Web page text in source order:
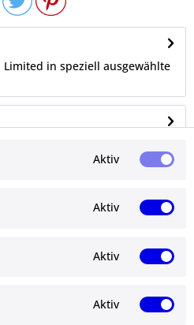
in speziell ausgewählte
angesehen
Aktiv
Aktiv
Aktiv
Aktiv